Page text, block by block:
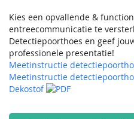
Kies een opvallende &
entreecommunicatie te
Detectiepoorthoes en geef
professionele presentatie!
Meetinstructie
Meetinstructie
Dekostof